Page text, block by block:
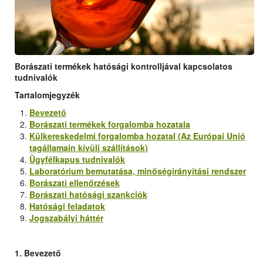
Borászati termékek hatósági kontrolljával kapcsolatos
tudnivalók
Tartalomjegyzék
Bevezető
Borászati termékek forgalomba hozatala
Külkereskedelmi forgalomba hozatal (Az Európai Unió
tagállamain kívüli szállítások)
Ügyfélkapus tudnivalók
Laboratórium bemutatása, minőségirányítási rendszer
Borászati ellenőrzések
Borászati hatósági szankciók
Hatósági feladatok
Jogszabályi háttér
1. Bevezető